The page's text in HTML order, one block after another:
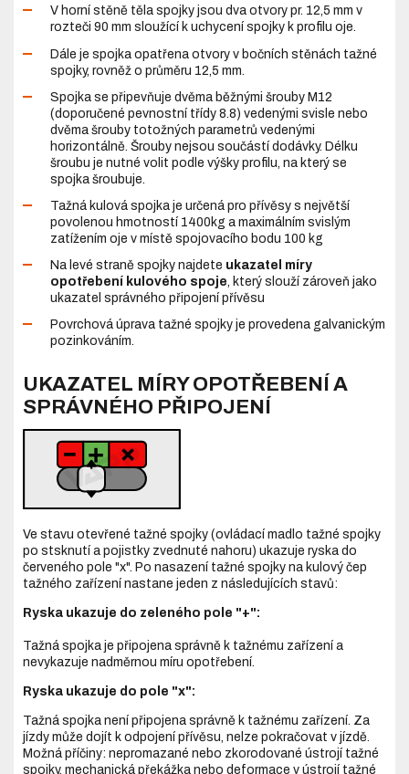
V horní stěně těla spojky jsou dva otvory pr. 12,5 mm v
rozteči 90 mm sloužící k uchycení spojky k profilu oje.
Dále je spojka opatřena otvory v bočních stěnách tažné
spojky, rovněž o průměru 12,5 mm.
Spojka se připevňuje dvěma běžnými šrouby M12
(doporučené pevnostní třídy 8.8) vedenými svisle nebo
dvěma šrouby totožných parametrů vedenými
horizontálně. Šrouby nejsou součástí dodávky. Délku
šroubu je nutné volit podle výšky profilu, na který se
spojka šroubuje.
Tažná kulová spojka je určená pro přívěsy s největší
povolenou hmotností 1400kg a maximálním svislým
zatížením oje v místě spojovacího bodu 100 kg
Na levé straně spojky najdete ukazatel míry
opotřebení kulového spoje, který slouží zároveň jako
ukazatel správného připojení přívěsu
Povrchová úprava tažné spojky je provedena galvanickým
pozinkováním.
UKAZATEL MÍRY OPOTŘEBENÍ A
SPRÁVNÉHO PŘIPOJENÍ
Ve stavu otevřené tažné spojky (ovládací madlo tažné spojky
po stsknutí a pojistky zvednuté nahoru) ukazuje ryska do
červeného pole "x". Po nasazení tažné spojky na kulový čep
tažného zařízení nastane jeden z následujících stavů:
Ryska ukazuje do zeleného pole "+":
Tažná spojka je připojena správně k tažnému zařízení a
nevykazuje nadměrnou míru opotřebení.
Ryska ukazuje do pole "x":
Tažná spojka není připojena správně k tažnému zařízení. Za
jízdy může dojít k odpojení přívěsu, nelze pokračovat v jízdě.
Možná příčiny: nepromazané nebo zkorodované ústrojí tažné
spojky, mechanická překážka nebo deformace v ústrojí tažné